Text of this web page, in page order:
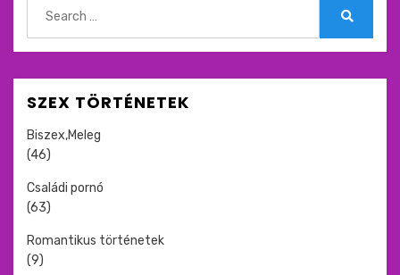
for:
SZEX TÖRTÉNETEK
Biszex,Meleg
(46)
Családi pornó
(63)
Romantikus történetek
(9)